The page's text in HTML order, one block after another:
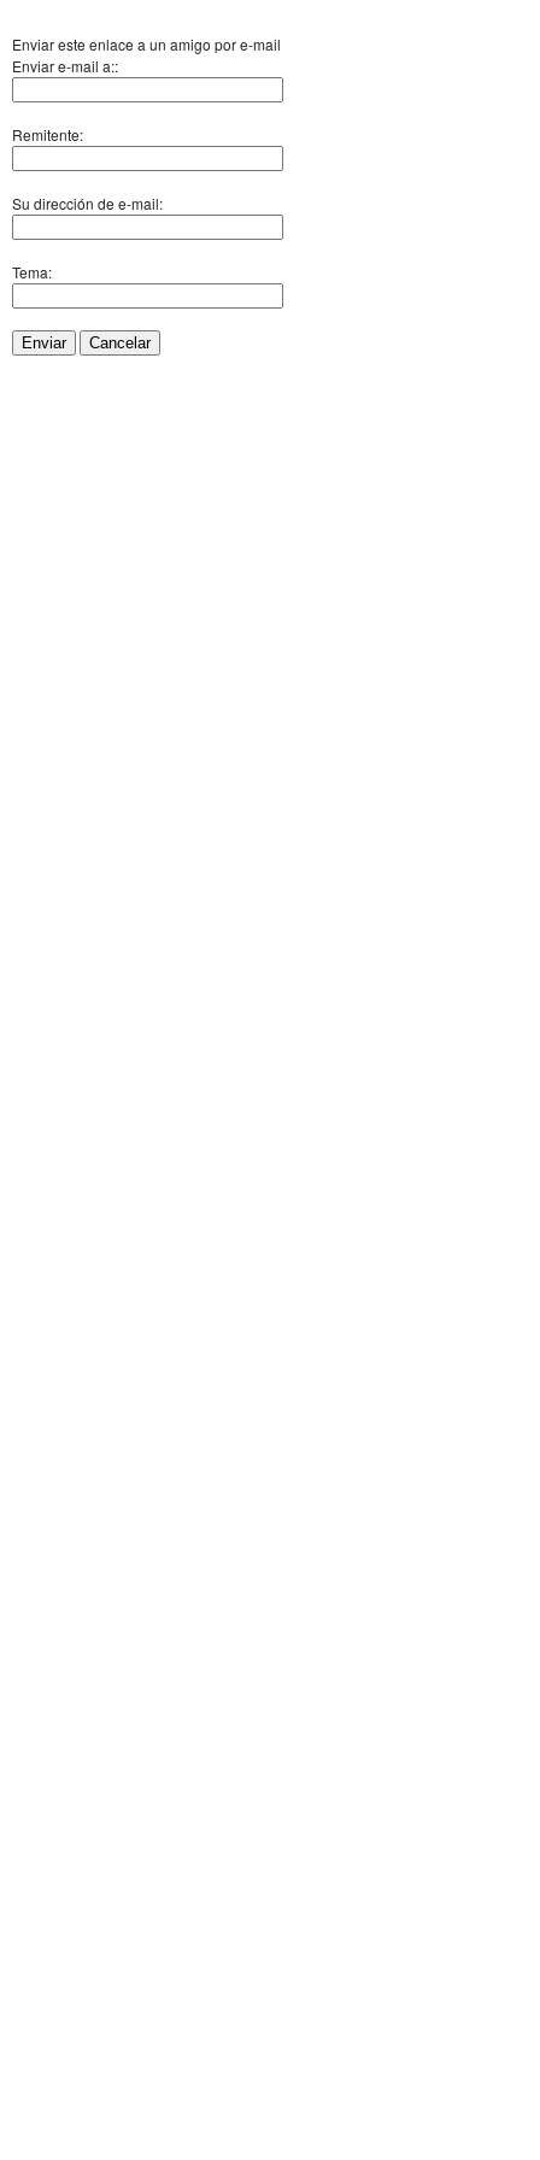
Enviar este enlace a un amigo por e-mail
Enviar e-mail a::
Remitente:
Su dirección de e-mail:
Tema:
Enviar Cancelar